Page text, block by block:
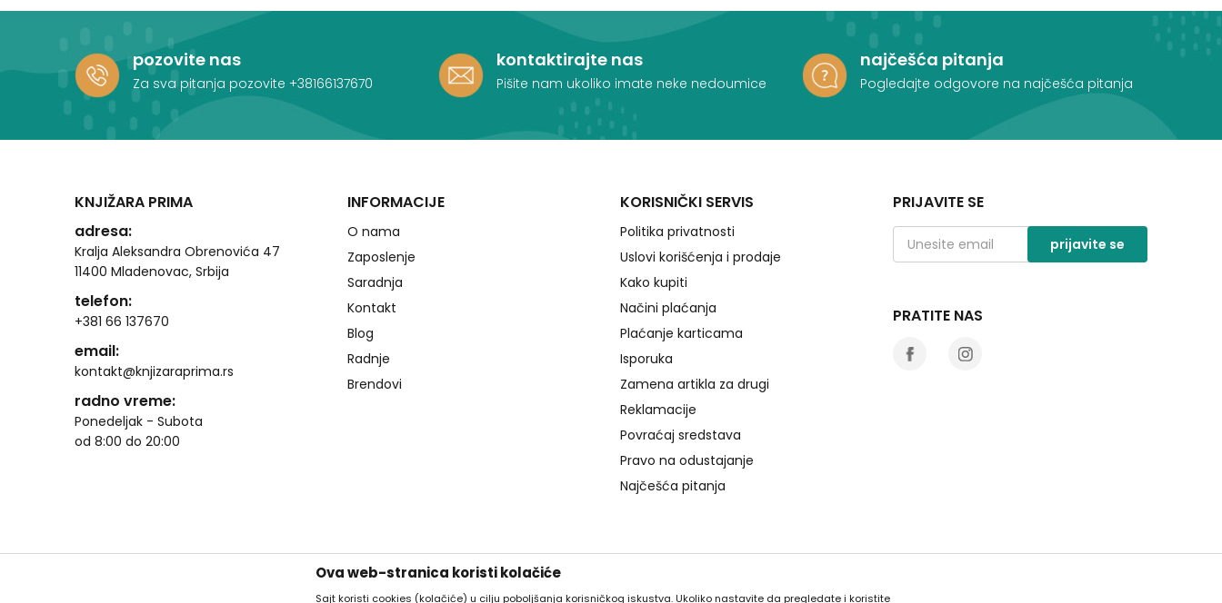
pozovite nas
Za sva pitanja pozovite +38166137670
kontaktirajte nas
Pišite nam ukoliko imate neke nedoumice
najčešća pitanja
Pogledajte odgovore na najčešća pitanja
KNJIŽARA PRIMA
adresa:
Kralja Aleksandra Obrenovića 47
11400 Mladenovac, Srbija
telefon:
+381 66 137670
email:
kontakt@knjizaraprima.rs
radno vreme:
Ponedeljak - Subota
od 8:00 do 20:00
INFORMACIJE
O nama
Zaposlenje
Saradnja
Kontakt
Blog
Radnje
Brendovi
KORISNIČKI SERVIS
Politika privatnosti
Uslovi korišćenja i prodaje
Kako kupiti
Načini plaćanja
Plaćanje karticama
Isporuka
Zamena artikla za drugi
Reklamacije
Povraćaj sredstava
Pravo na odustajanje
Najčešća pitanja
PRIJAVITE SE
prijavite se
PRATITE NAS
Ova web-stranica koristi kolačiće
Sajt koristi cookies (kolačiće) u cilju poboljšanja korisničkog iskustva. Ukoliko nastavite da pregledate i koristite